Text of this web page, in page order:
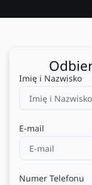
Imię i Nazwisko
E-mail
Numer Telefonu